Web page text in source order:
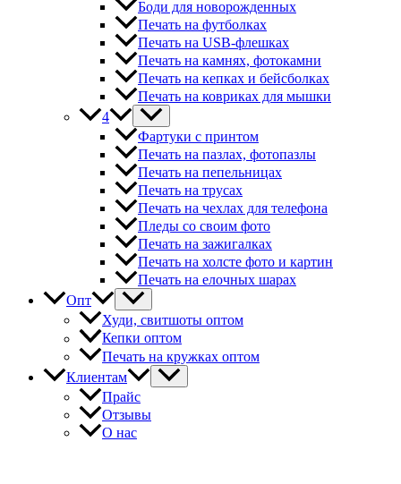
Боди для новорожденных
Печать на футболках
Печать на USB-флешках
Печать на камнях, фотокамни
Печать на кепках и бейсболках
Печать на ковриках для мышки
4
Фартуки с принтом
Печать на пазлах, фотопазлы
Печать на пепельницах
Печать на трусах
Печать на чехлах для телефона
Пледы со своим фото
Печать на зажигалках
Печать на холсте фото и картин
Печать на елочных шарах
Опт
Худи, свитшоты оптом
Кепки оптом
Печать на кружках оптом
Клиентам
Прайс
Отзывы
О нас